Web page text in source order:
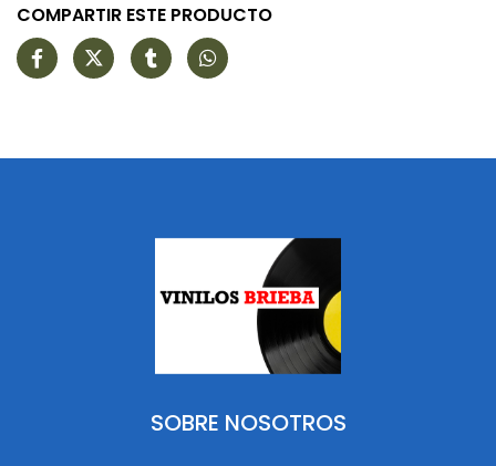
COMPARTIR ESTE PRODUCTO
SOBRE NOSOTROS